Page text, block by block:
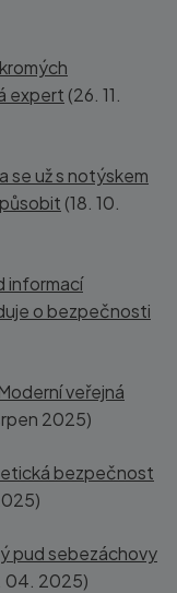
expert (26. 11.
se už s notýskem
(18. 10.
informací
o bezpečnosti
Moderní veřejná
2025)
bezpečnost
pud sebezáchovy
04. 2025)